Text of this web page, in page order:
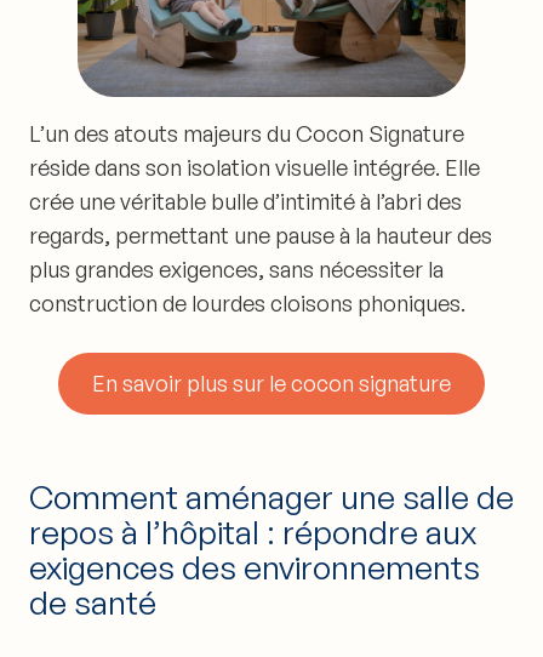
L’un des atouts majeurs du Cocon Signature
réside dans son isolation visuelle intégrée. Elle
crée une véritable bulle d’intimité à l’abri des
regards, permettant une pause à la hauteur des
plus grandes exigences, sans nécessiter la
construction de lourdes cloisons phoniques.
En savoir plus sur le cocon signature
Comment aménager une salle de
repos à l’hôpital : répondre aux
exigences des environnements
de santé